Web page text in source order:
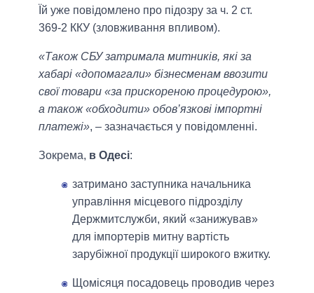
Їй уже повідомлено про підозру за ч. 2 ст.
369-2 ККУ (зловживання впливом).
«Також СБУ затримала митників, які за
хабарі «допомагали» бізнесменам ввозити
свої товари «за прискореною процедурою»,
а також «обходити» обов’язкові імпортні
платежі», – зазначається у повідомленні.
Зокрема, в Одесі:
затримано заступника начальника
управління місцевого підрозділу
Держмитслужби, який «занижував»
для імпортерів митну вартість
зарубіжної продукції широкого вжитку.
Щомісяця посадовець проводив через